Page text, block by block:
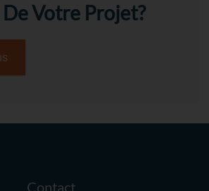
Votre Projet?
Contact